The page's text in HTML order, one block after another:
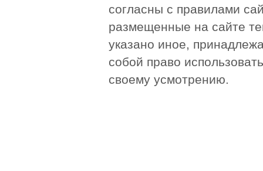
согласны с правилами
размещенные на сайте
указано иное,
собой право
своему усмотрению.